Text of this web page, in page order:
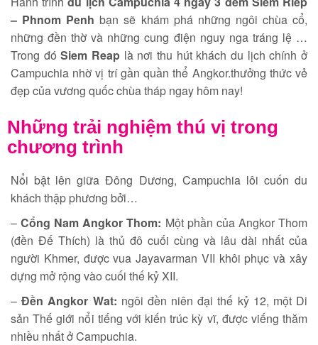
– Phnom Penh bạn sẽ khám phá những ngôi chùa cổ,
những đền thờ và những cung điện nguy nga tráng lệ …
Trong đóSiem Reap là nơi thu hút khách du lịch chính ở
Campuchia nhờ vị trí gần quần thể Angkor.thưởng thức vẻ
đẹp của vương quốc chùa tháp ngay hôm nay!
Những trải nghiệm thú vị trong
chương trình
Nổi bật lên giữa Đông Dương, Campuchia lôi cuốn du
khách thập phương bởi…
–Cổng Nam Angkor Thom: Một phần của Angkor Thom
(đền Đế Thích) là thủ đô cuối cùng và lâu dài nhất của
người Khmer, được vua Jayavarman VII khôi phục và xây
dựng mở rộng vào cuối thế kỷ XII.
–Đền Angkor Wat: ngôi đền niên đại thế kỷ 12, một Di
sản Thế giới nổi tiếng với kiến trúc kỳ vĩ, được viếng thăm
nhiều nhất ở Campuchia.